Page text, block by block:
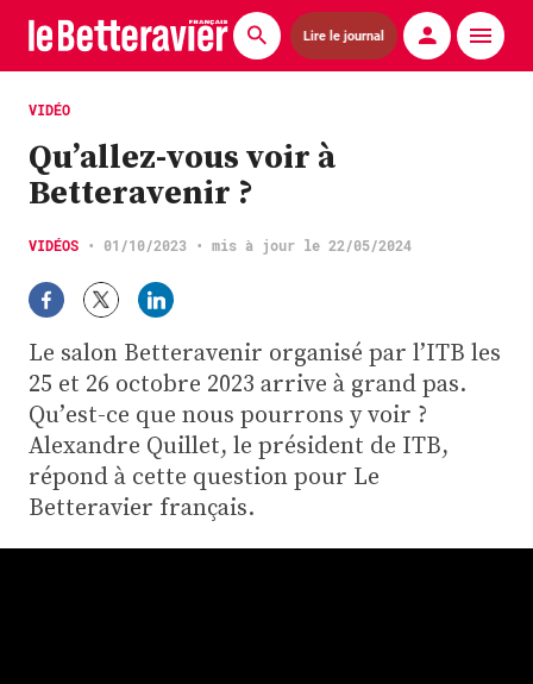
Lire le journal
Actualités
Économie
Agronomie
Matériels
La technique ITB
Pommes de terre
Guides pratiques
Chasse
Plus
VIDÉO
Qu’allez-vous voir à
Betteravenir ?
VIDÉOS • 01/10/2023 • mis à jour le 22/05/2024
Le salon Betteravenir organisé par l’ITB les
25 et 26 octobre 2023 arrive à grand pas.
Qu’est-ce que nous pourrons y voir ?
Alexandre Quillet, le président de ITB,
répond à cette question pour Le
Betteravier français.